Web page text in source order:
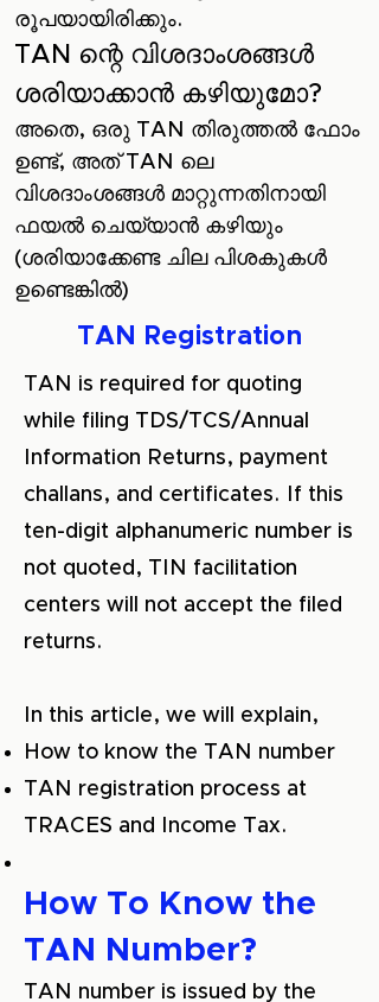
രൂപയായിരിക്കും.
TAN ന്റെ വിശദാംശങ്ങൾ‌
ശരിയാക്കാൻ‌ കഴിയുമോ?
അതെ, ഒരു TAN തിരുത്തൽ ഫോം
ഉണ്ട്, അത് TAN ലെ
വിശദാംശങ്ങൾ‌ മാറ്റുന്നതിനായി
ഫയൽ‌ ചെയ്യാൻ‌ കഴിയും
(ശരിയാക്കേണ്ട ചില പിശകുകൾ‌
ഉണ്ടെങ്കിൽ‌)
TAN Registration
TAN is required for quoting
while filing TDS/TCS/Annual
Information Returns, payment
challans, and certificates. If this
ten-digit alphanumeric number is
not quoted, TIN facilitation
centers will not accept the filed
returns.
In this article, we will explain,
How to know the TAN number
TAN registration process at
TRACES and Income Tax.
How To Know the
TAN Number?
TAN number is issued by the